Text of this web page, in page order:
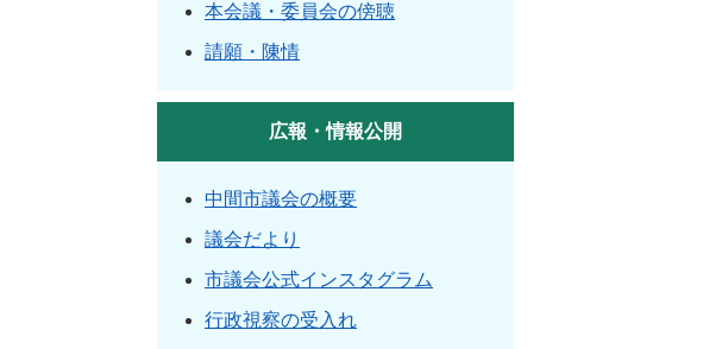
本会議・委員会の傍聴
請願・陳情
広報・情報公開
中間市議会の概要
議会だより
市議会公式インスタグラム
行政視察の受入れ